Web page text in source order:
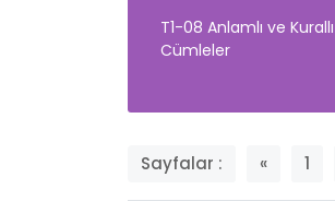
T1-08 Anlamlı ve Kurallı
Cümleler
Sayfalar : « 1